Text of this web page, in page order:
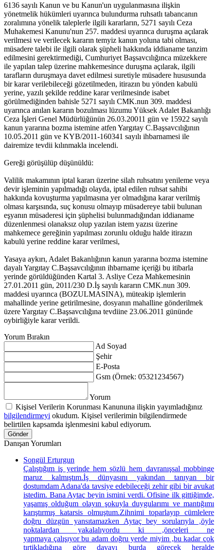
6136 sayılı Kanun ve bu Kanun'un uygulanmasına ilişkin
yönetmelik hükümleri uyarınca bulundurma ruhsatlı tabancanın
zoralımına yönelik taleplerle ilgili kararların, 5271 sayılı Ceza
Muhakemesi Kanunu'nun 257. maddesi uyarınca duruşma açılarak
verilmesi ve verilecek kararın temyiz kanun yoluna tabi olması,
müsadere talebi ile ilgili olarak şüpheli hakkında iddianame tanzim
edilmesini gerektirmediği, Cumhuriyet Başsavcılığınca müzekkere
ile yapılan talep üzerine mahkemesince duruşma açılarak, ilgili
tarafların duruşmaya davet edilmesi suretiyle müsadere hususunda
bir karar verilebileceği gözetilmeden, itirazın bu yönden kabulü
yerine, yazılı şekilde reddine karar verilmesinde isabet
görülmediğinden bahisle 5271 sayılı CMK.nun 309. maddesi
uyarınca anılan kararın bozulması lüzumu Yüksek Adalet Bakanlığı
Ceza İşleri Genel Müdürlüğünün 26.03.20011 gün ve 15922 sayılı
kanun yararına bozma istemine atfen Yargıtay C.Başsavcılığının
10.05.2011 gün ve KYB/2011-160341 sayılı ihbarnamesi ile
dairemize tevdii kılınmakla incelendi.
Gereği görüşülüp düşünüldü:
Valilik makamının iptal kararı üzerine silah ruhsatını yenileme veya
devir işleminin yapılmadığı olayda, iptal edilen ruhsat sahibi
hakkında kovuşturma yapılmasına yer olmadığına karar verilmiş
olması karşısında, suç konusu olmayıp müsadereye tabii bulunan
eşyanın müsaderesi için şüphelisi bulunmadığından iddianame
düzenlenmesi olanaksız olup yazılan istem yazısı üzerine
mahkemece gereğinin yapılması zorunlu olduğu halde itirazın
kabulü yerine reddine karar verilmesi,
Yasaya aykırı, Adalet Bakanlığının kanun yararına bozma istemine
dayalı Yargıtay C.Başsavcılığının ihbarname içeriği bu itibarla
yerinde görüldüğünden Kartal 3. Asliye Ceza Mahkemesinin
27.01.2011 gün, 2011/230 D.İş sayılı kararın CMK.nun 309.
maddesi uyarınca (BOZULMASINA), müteakip işlemlerin
mahallinde yerine getirilmesine, dosyanın mahalline gönderilmek
üzere Yargıtay C.Başsavcılığına tevdiine 23.06.2011 gününde
oybirliğiyle karar verildi.
Yorum Bırakın
Ad Soyad
Şehir
E-Posta
Gsm (Örnek: 05321234567)
Yorum
Kişisel Verilerin Korunması Kanununa ilişkin yayımladığınız
bilgilendirmeyi okudum. Kişisel verilerimin bilgilendirmede
belirtilen kapsamda işlenmesini kabul ediyorum.
Gönder
Danışan Yorumları
Songül Erturgun
Çalıştığım iş yerinde hem sözlü hem davranışsal mobbinge
maruz kalmıştım.İş dünyasını yakından tanıyan bir
dostumdam Adana'da tavsiye edebileceği zehir gibi bir avukat
istedim. Bana Aytaç beyin ismini verdi. Ofisine ilk gittiğimde,
yaşamış olduğum olayın şokuyla duygularımı ve mantığımı
karıştırmış katarsis olmuştum.Zihnimi toparlayıp cümlelere
doğru düzgün yansıtamazken Aytaç bey sorularıyla ,öyle
noktalardan yakalalıyordu ki ,önceleri ne
yapmaya çalışıyor bu adam doğru yerde miyim ,bu kadar çok
tırtikladığına göre davayı burda görecek heralde